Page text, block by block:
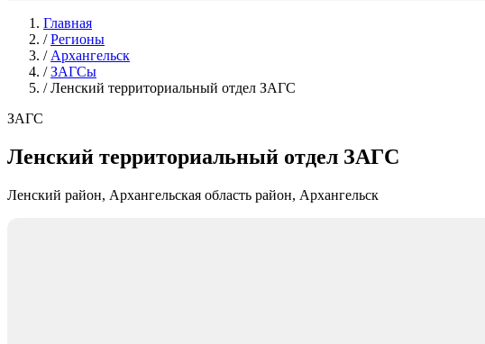
Главная
/ Регионы
/ Архангельск
/ ЗАГСы
/ Ленский территориальный отдел ЗАГС
ЗАГС
Ленский территориальный отдел ЗАГС
Ленский район, Архангельская область район, Архангельск